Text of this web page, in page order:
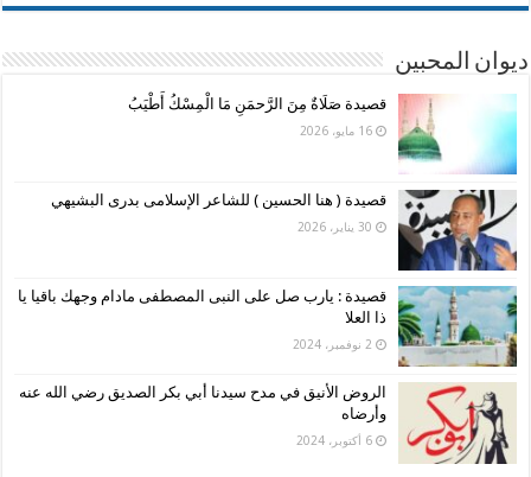
ديوان المحبين
قصيدة صَلَاةٌ مِنَ الرَّحمَنِ مَا الْمِسْكُ أَطْيَبُ
16 مايو، 2026
قصيدة ( هنا الحسين ) للشاعر الإسلامى بدرى البشيهي
30 يناير، 2026
قصيدة : يارب صل على النبى المصطفى مادام وجهك باقيا يا
ذا العلا
2 نوفمبر، 2024
الروض الأنيق في مدح سيدنا أبي بكر الصديق رضي الله عنه
وأرضاه
6 أكتوبر، 2024